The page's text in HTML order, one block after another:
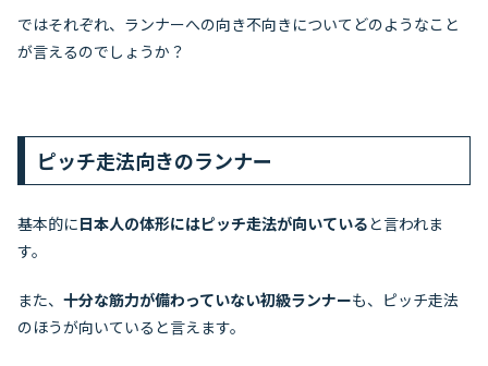
ではそれぞれ、ランナーへの向き不向きについてどのようなこと
が言えるのでしょうか？
ピッチ走法向きのランナー
基本的に日本人の体形にはピッチ走法が向いていると言われま
す。
また、 十分な筋力が備わっていない初級ランナーも、ピッチ走法
のほうが向いていると言えます。